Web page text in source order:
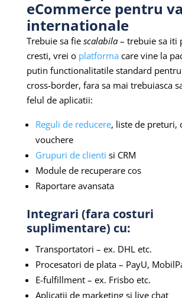
eCommerce pentru
internationale
Trebuie sa fie scalabila – trebuie sa iti
cresti, vrei o platforma care vine la
putin functionalitatile standard
cross-border, fara sa mai trebuiasca
felul de aplicatii:
Reguli de reducere, liste de preturi,
vouchere
Grupuri de clienti si CRM
Module de recuperare cos
Raportare avansata
Integrari (fara costuri
suplimentare) cu:
Transportatori – ex. DHL etc.
Procesatori de plata – PayU,
E-fulfillment – ex. Frisbo etc.
Aplicatii de marketing si live chat